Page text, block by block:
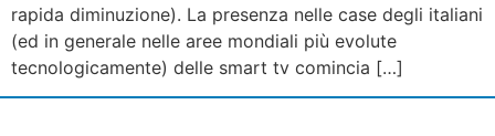
rapida diminuzione). La presenza nelle case degli italiani
(ed in generale nelle aree mondiali più evolute
tecnologicamente) delle smart tv comincia […]